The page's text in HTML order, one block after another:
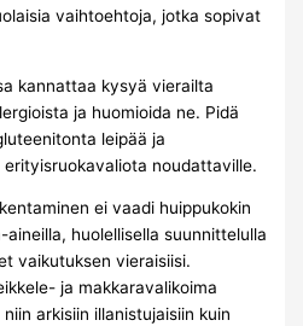
vaihtoehtoja, jotka sopivat
kannattaa kysyä vierailta
ja huomioida ne. Pidä
leipää ja
noudattaville.
ei vaadi huippukokin
huolellisella suunnittelulla
vaikutuksen vieraisiisi.
ja makkara­valikoima
arkisiin illanistujaisiin kuin